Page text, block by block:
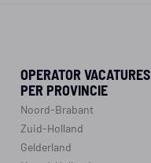
OPERATOR VACATURES
PER PROVINCIE
Noord-Brabant
Zuid-Holland
Gelderland